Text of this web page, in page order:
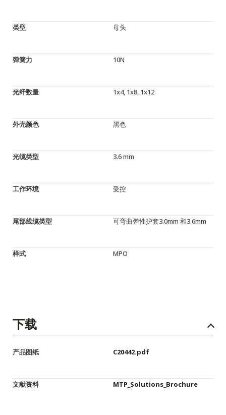
类型 母头
弹簧力 10N
光纤数量 1x4, 1x8, 1x12
外壳颜色 黑色
光缆类型 3.6 mm
工作环境 受控
尾部线缆类型 可弯曲弹性护套3.0mm 和3.6mm
样式 MPO
下载
产品图纸 C20442.pdf
文献资料 MTP_Solutions_Brochure